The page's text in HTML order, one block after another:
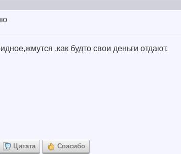
,как будто свои деньги отдают.
Цитата Спасибо